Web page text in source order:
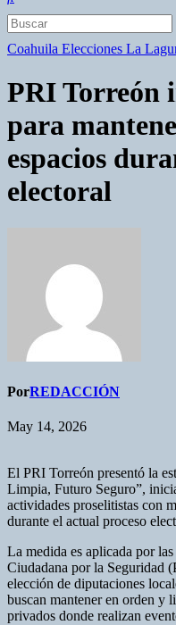
Coahuila Elecciones La
PRI Torreón
para
espacios
electoral
PorREDACCIÓN
May 14, 2026
El PRI Torreón presentó la
Limpia, Futuro Seguro”,
actividades proselitistas con
durante el actual proceso
La medida es aplicada por
Ciudadana por la Seguridad
elección de diputaciones
buscan mantener en orden y
privados donde realizan